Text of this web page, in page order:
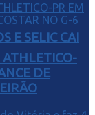
E SELIC CAI
ATHLETICO-
DE